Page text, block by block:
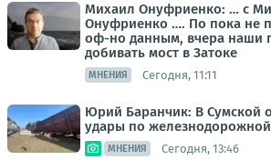
Михаил Онуфриенко: … с
Онуфриенко …. По пока не
оф-но данным, вчера наши
добивать мост в Затоке
МНЕНИЯ Сегодня, 11:11
Юрий Баранчик: В Сумской
удары по
МНЕНИЯ Сегодня, 13:46